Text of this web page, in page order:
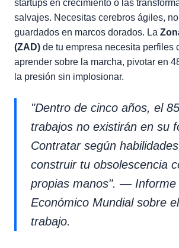
startups en crecimiento o las
salvajes. Necesitas cerebros ágiles,
guardados en marcos dorados. La
(ZAD) de tu empresa necesita perfiles
aprender sobre la marcha, pivotar en
la presión sin implosionar.
"Dentro de cinco años, el
trabajos no existirán en su
Contratar según
construir tu obsolescencia
propias manos". — Informe
Económico Mundial sobre
trabajo.